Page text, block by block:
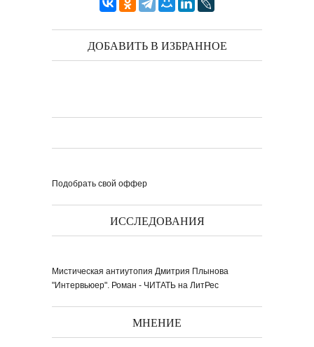
ДОБАВИТЬ В ИЗБРАННОЕ
Подобрать свой оффер
ИССЛЕДОВАНИЯ
Мистическая антиутопия Дмитрия Плынова
"Интервьюер". Роман - ЧИТАТЬ на ЛитРес
МНЕНИЕ